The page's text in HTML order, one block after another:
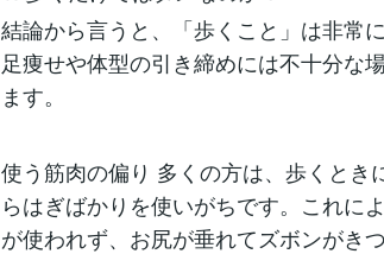
結論から言うと、「歩くこと」は非常
足痩せや体型の引き締めには不十分な
ます。
使う筋肉の偏り 多くの方は、歩くとき
らはぎばかりを使いがちです。これに
が使われず、お尻が垂れてズボンがき